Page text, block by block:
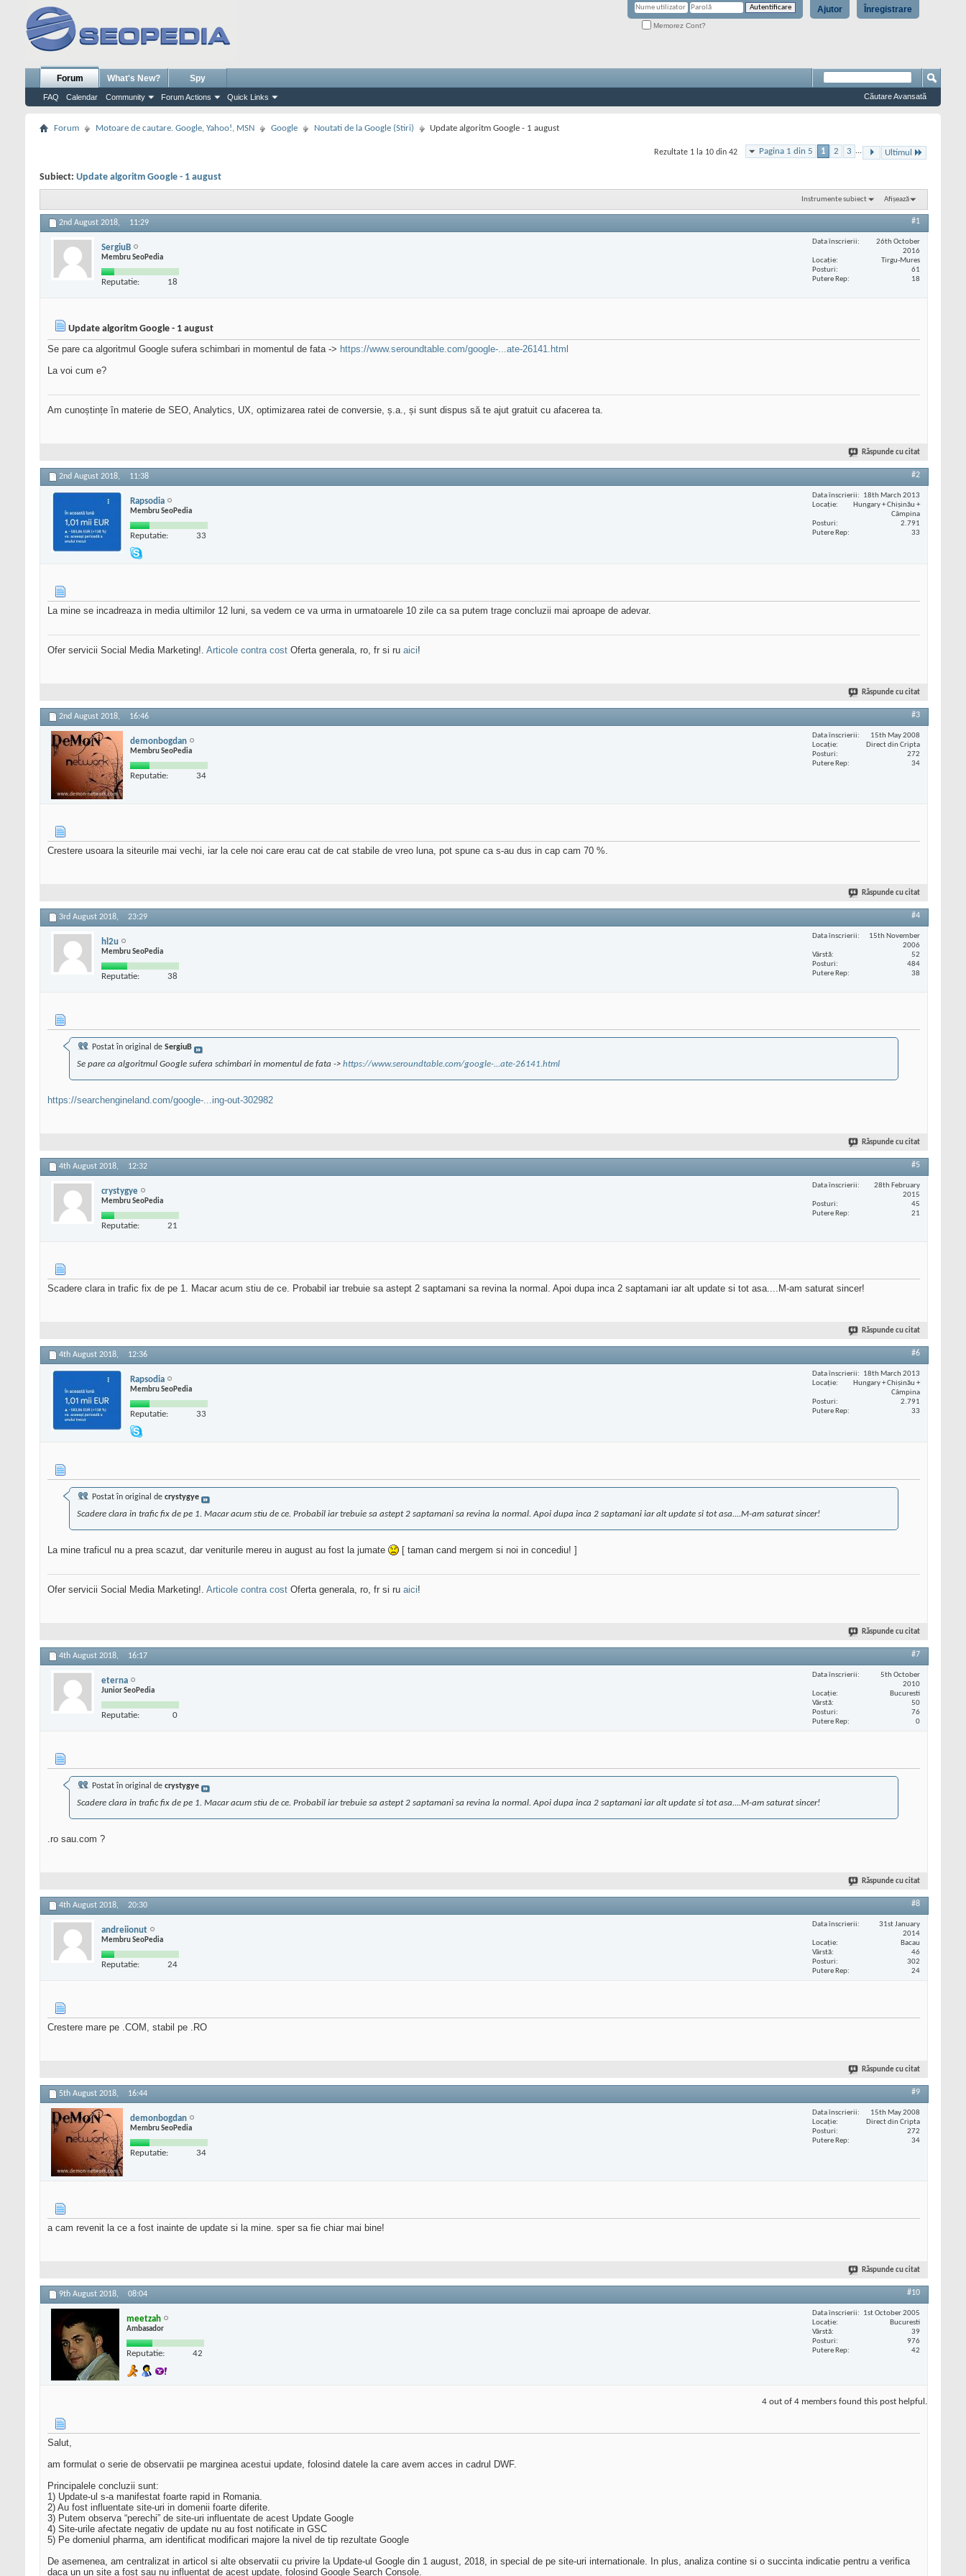
Înregistrare
Ajutor
Memorez Cont?
Forum
FAQ Calendar Community Forum Actions Quick Links
What's New? Spy
Căutare Avansată
Forum Motoare de cautare. Google, Yahoo!, MSN Google Noutati de la Google (Stiri) Update algoritm Google - 1 august
Pagina 1 din 5 1 2 3 ... Ultimul
Rezultate 1 la 10 din 42
Subiect: Update algoritm Google - 1 august
Instrumente subiect Afișează
2nd August 2018, 11:29 #1
SergiuB
Membru SeoPedia
Reputatie: 18
Data înscrierii
26th October
2016
Locaţie
Tirgu-Mures
Posturi
61
Putere Rep
18
Update algoritm Google - 1 august
Se pare ca algoritmul Google sufera schimbari in momentul de fata -> https://www.seroundtable.com/google-...ate-26141.html
La voi cum e?
Am cunoștințe în materie de SEO, Analytics, UX, optimizarea ratei de conversie, ș.a., și sunt dispus să te ajut gratuit cu afacerea ta.
Răspunde cu citat
2nd August 2018, 11:38 #2
Rapsodia
Membru SeoPedia
Reputatie: 33
Data înscrierii
18th March 2013
Locaţie
Hungary + Chișinău +
Câmpina
Posturi
2.791
Putere Rep
33
La mine se incadreaza in media ultimilor 12 luni, sa vedem ce va urma in urmatoarele 10 zile ca sa putem trage concluzii mai aproape de adevar.
Ofer servicii Social Media Marketing!. Articole contra cost Oferta generala, ro, fr si ru aici!
Răspunde cu citat
2nd August 2018, 16:46 #3
demonbogdan
Membru SeoPedia
Reputatie: 34
Data înscrierii
15th May 2008
Locaţie
Direct din Cripta
Posturi
272
Putere Rep
34
Crestere usoara la siteurile mai vechi, iar la cele noi care erau cat de cat stabile de vreo luna, pot spune ca s-au dus in cap cam 70 %.
Răspunde cu citat
3rd August 2018, 23:29 #4
hl2u
Membru SeoPedia
Reputatie: 38
Data înscrierii
15th November
2006
Vârstă
52
Posturi
484
Putere Rep
38
Postat în original de SergiuB
Se pare ca algoritmul Google sufera schimbari in momentul de fata -> https://www.seroundtable.com/google-...ate-26141.html
https://searchengineland.com/google-...ing-out-302982
Răspunde cu citat
4th August 2018, 12:32 #5
crystygye
Membru SeoPedia
Reputatie: 21
Data înscrierii
28th February
2015
Posturi
45
Putere Rep
21
Scadere clara in trafic fix de pe 1. Macar acum stiu de ce. Probabil iar trebuie sa astept 2 saptamani sa revina la normal. Apoi dupa inca 2 saptamani iar alt update si tot asa....M-am saturat sincer!
Răspunde cu citat
4th August 2018, 12:36 #6
Rapsodia
Membru SeoPedia
Reputatie: 33
Data înscrierii
18th March 2013
Locaţie
Hungary + Chișinău +
Câmpina
Posturi
2.791
Putere Rep
33
Postat în original de crystygye
Scadere clara in trafic fix de pe 1. Macar acum stiu de ce. Probabil iar trebuie sa astept 2 saptamani sa revina la normal. Apoi dupa inca 2 saptamani iar alt update si tot asa....M-am saturat sincer!
La mine traficul nu a prea scazut, dar veniturile mereu in august au fost la jumate [ taman cand mergem si noi in concediu! ]
Ofer servicii Social Media Marketing!. Articole contra cost Oferta generala, ro, fr si ru aici!
Răspunde cu citat
4th August 2018, 16:17 #7
eterna
Junior SeoPedia
Reputatie: 0
Data înscrierii
5th October
2010
Locaţie
Bucuresti
Vârstă
50
Posturi
76
Putere Rep
0
Postat în original de crystygye
Scadere clara in trafic fix de pe 1. Macar acum stiu de ce. Probabil iar trebuie sa astept 2 saptamani sa revina la normal. Apoi dupa inca 2 saptamani iar alt update si tot asa....M-am saturat sincer!
.ro sau.com ?
Răspunde cu citat
4th August 2018, 20:30 #8
andreiionut
Membru SeoPedia
Reputatie: 24
Data înscrierii
31st January
2014
Locaţie
Bacau
Vârstă
46
Posturi
302
Putere Rep
24
Crestere mare pe .COM, stabil pe .RO
Răspunde cu citat
5th August 2018, 16:44 #9
demonbogdan
Membru SeoPedia
Reputatie: 34
Data înscrierii
15th May 2008
Locaţie
Direct din Cripta
Posturi
272
Putere Rep
34
a cam revenit la ce a fost inainte de update si la mine. sper sa fie chiar mai bine!
Răspunde cu citat
9th August 2018, 08:04 #10
meetzah
Ambasador
Reputatie: 42
Data înscrierii
1st October 2005
Locaţie
Bucuresti
Vârstă
39
Posturi
976
Putere Rep
42
4 out of 4 members found this post helpful.
Salut,
am formulat o serie de observatii pe marginea acestui update, folosind datele la care avem acces in cadrul DWF.
Principalele concluzii sunt:
1) Update-ul s-a manifestat foarte rapid in Romania.
2) Au fost influentate site-uri in domenii foarte diferite.
3) Putem observa “perechi” de site-uri influentate de acest Update Google
4) Site-urile afectate negativ de update nu au fost notificate in GSC
5) Pe domeniul pharma, am identificat modificari majore la nivel de tip rezultate Google
De asemenea, am centralizat in articol si alte observatii cu privire la Update-ul Google din 1 august, 2018, in special de pe site-uri internationale. In plus, analiza contine si o succinta indicatie pentru a verifica
daca un un site a fost sau nu influentat de acest update, folosind Google Search Console.